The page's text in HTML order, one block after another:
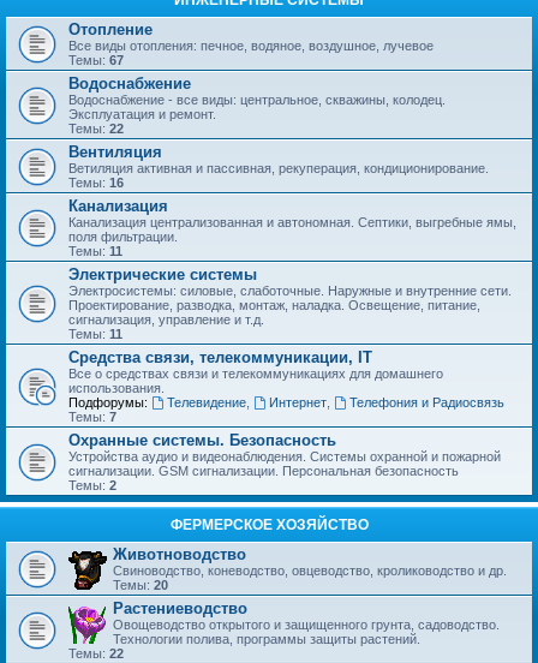
Отопление
Все виды отопления: печное, водяное, воздушное, лучевое
Темы: 67
Водоснабжение
Водоснабжение - все виды: центральное, скважины, колодец.
Эксплуатация и ремонт.
Темы: 22
Вентиляция
Ветиляция активная и пассивная, рекуперация, кондиционирование.
Темы: 16
Канализация
Канализация централизованная и автономная. Септики, выгребные ямы,
поля фильтрации.
Темы: 11
Электрические системы
Электросистемы: силовые, слаботочные. Наружные и внутренние сети.
Проектирование, разводка, монтаж, наладка. Освещение, питание,
сигнализация, управление и т.д.
Темы: 11
Средства связи, телекоммуникации, IT
Все о средствах связи и телекоммуникациях для домашнего
использования.
Подфорумы:
Телевидение, Интернет,
Телефония и Радиосвязь
Темы: 7
Охранные системы. Безопасность
Устройства аудио и видеонаблюдения. Системы охранной и пожарной
сигнализации. GSM сигнализации. Персональная безопасность
Темы: 2
ФЕРМЕРСКОЕ ХОЗЯЙСТВО
Животноводство
Свиноводство, коневодство, овцеводство, кролиководство и др.
Темы: 20
Растениеводство
Овощеводство открытого и защищенного грунта, садоводство.
Технологии полива, программы защиты растений.
Темы: 22